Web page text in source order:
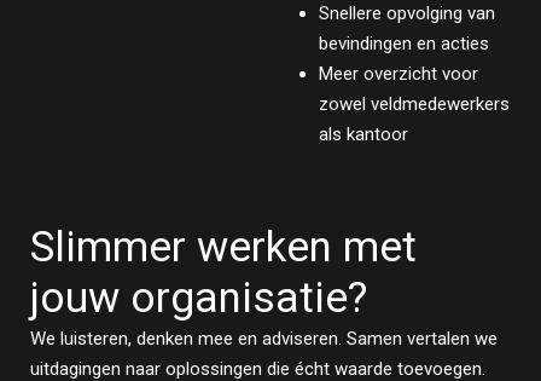
Snellere opvolging van
bevindingen en acties
Meer overzicht voor
zowel veldmedewerkers
als kantoor
Slimmer werken met
jouw organisatie?
We luisteren, denken mee en adviseren. Samen vertalen we
uitdagingen naar oplossingen die écht waarde toevoegen.